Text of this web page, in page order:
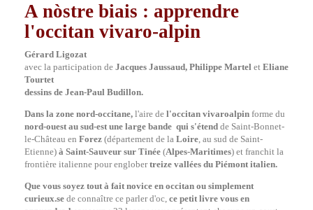
A nòstre biais : apprendre
l'occitan vivaro-alpin
Gérard Ligozat
avec la participation de Jacques Jaussaud, Philippe Martel et Eliane
Tourtet
dessins de Jean-Paul Budillon.
Dans la zone nord-occitane, l'aire de l'occitan vivaroalpin forme du
nord-ouest au sud-est une large bande qui s'étend de Saint-Bonnet-
le-Château en Forez (département de la Loire, au sud de Saint-
Etienne) à Saint-Sauveur sur Tinée (Alpes-Maritimes) et franchit la
frontière italienne pour englobertreize vallées du Piémont italien.
Que vous soyez tout à fait novice en occitan ou simplement
curieux.se de connaître ce parler d'oc, ce petit livre vous en